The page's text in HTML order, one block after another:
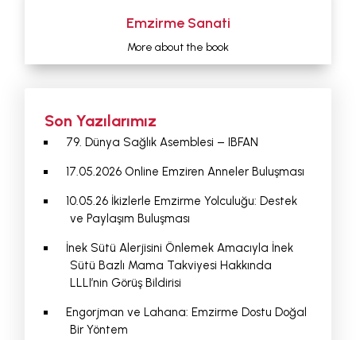
Emzirme Sanati
More about the book
Son Yazılarımız
79. Dünya Sağlık Asemblesi – IBFAN
17.05.2026 Online Emziren Anneler Buluşması
10.05.26 İkizlerle Emzirme Yolculuğu: Destek
ve Paylaşım Buluşması
İnek Sütü Alerjisini Önlemek Amacıyla İnek
Sütü Bazlı Mama Takviyesi Hakkında
LLLI’nin Görüş Bildirisi
Engorjman ve Lahana: Emzirme Dostu Doğal
Bir Yöntem